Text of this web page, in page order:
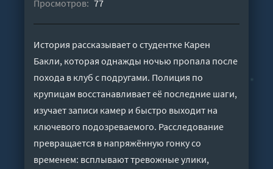
Просмотров: 77
История рассказывает о студентке Карен
Бакли, которая однажды ночью пропала после
похода в клуб с подругами. Полиция по
крупицам восстанавливает её последние шаги,
изучает записи камер и быстро выходит на
ключевого подозреваемого. Расследование
превращается в напряжённую гонку со
временем: всплывают тревожные улики,